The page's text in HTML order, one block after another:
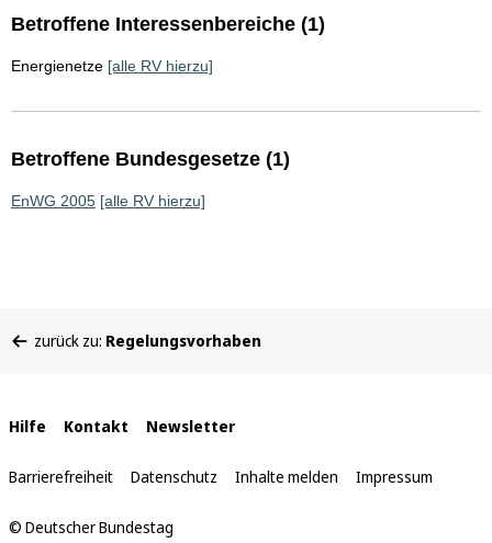
Betroffene Interessenbereiche (1)
Energienetze [alle RV hierzu]
Betroffene Bundesgesetze (1)
EnWG 2005 [alle RV hierzu]
befinden
zurück zu: Regelungsvorhaben
Interne
Links
Hilfe Kontakt Newsletter
Barrierefreiheit Datenschutz Inhalte melden Impressum
© Deutscher Bundestag